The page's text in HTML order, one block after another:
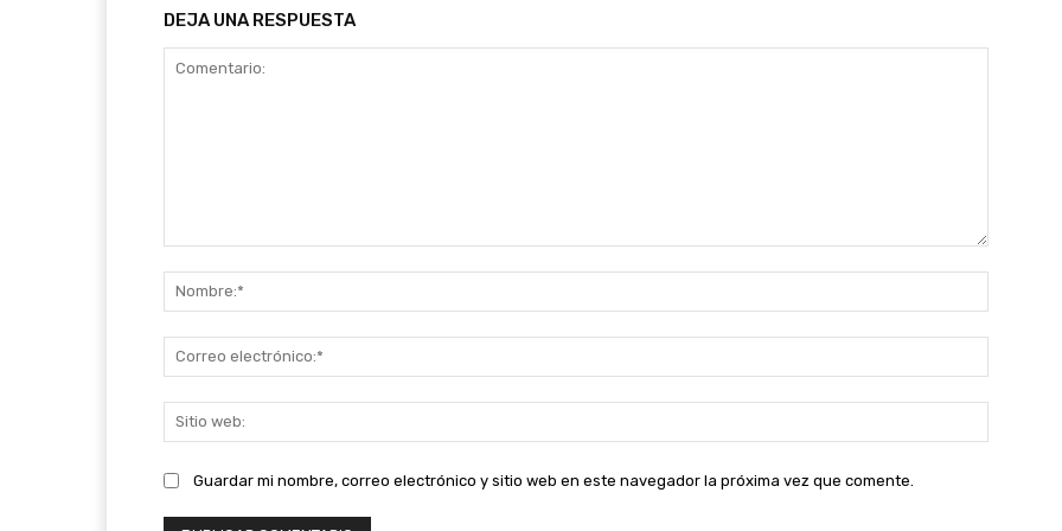
DEJA UNA RESPUESTA
web:
Guardar mi nombre, correo electrónico y sitio web en este navegador la próxima vez que comente.